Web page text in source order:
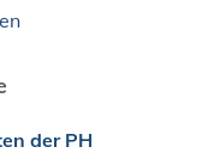
der PH